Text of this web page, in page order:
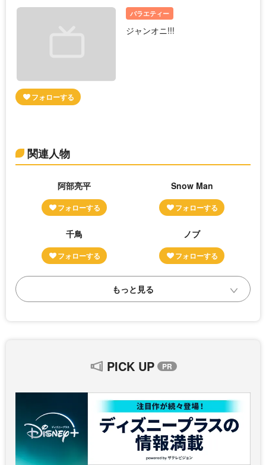
バラエティー
ジャンオニ!!!
関連人物
阿部亮平 Snow Man
千鳥 ノブ
PICK UP